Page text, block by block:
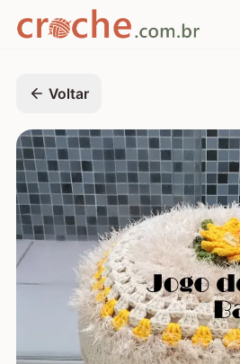
Voltar